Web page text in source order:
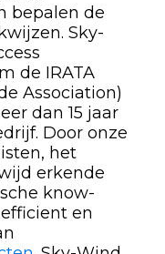
bepalen de
Sky-
de IRATA
Association)
dan 15 jaar
Door onze
het
erkende
know-
en